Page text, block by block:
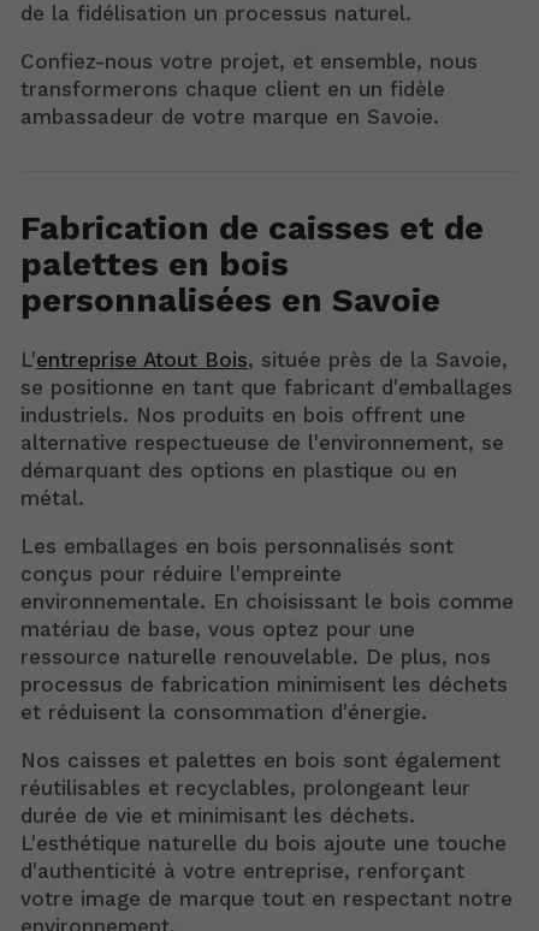
de la fidélisation un processus naturel.
Confiez-nous votre projet, et ensemble, nous
transformerons chaque client en un fidèle
ambassadeur de votre marque en Savoie.
Fabrication de caisses et de
palettes en bois
personnalisées en Savoie
L'entreprise Atout Bois, située près de la Savoie,
se positionne en tant que fabricant d'emballages
industriels. Nos produits en bois offrent une
alternative respectueuse de l'environnement, se
démarquant des options en plastique ou en
métal.
Les emballages en bois personnalisés sont
conçus pour réduire l'empreinte
environnementale. En choisissant le bois comme
matériau de base, vous optez pour une
ressource naturelle renouvelable. De plus, nos
processus de fabrication minimisent les déchets
et réduisent la consommation d'énergie.
Nos caisses et palettes en bois sont également
réutilisables et recyclables, prolongeant leur
durée de vie et minimisant les déchets.
L'esthétique naturelle du bois ajoute une touche
d'authenticité à votre entreprise, renforçant
votre image de marque tout en respectant notre